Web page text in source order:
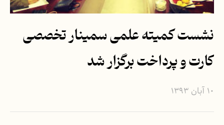
نشست کمیته علمی سمینار تخصصی
کارت و پرداخت برگزار شد
۱۰ آبان ۱۳۹۳